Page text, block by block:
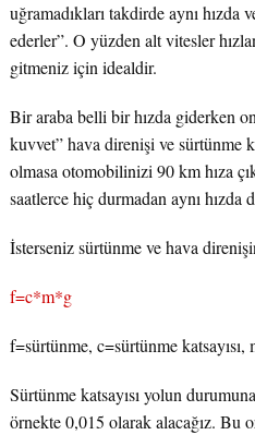
uğramadıkları takdirde aynı hızda
ederler”. O yüzden alt vitesler
gitmeniz için idealdir.
Bir araba belli bir hızda giderken
kuvvet” hava direnişi ve sürtünme
olmasa otomobilinizi 90 km hıza
saatlerce hiç durmadan aynı hızda
İsterseniz sürtünme ve hava
f=c*m*g
f=sürtünme, c=sürtünme
Sürtünme katsayısı yolun
örnekte 0,015 olarak alacağız. Bu